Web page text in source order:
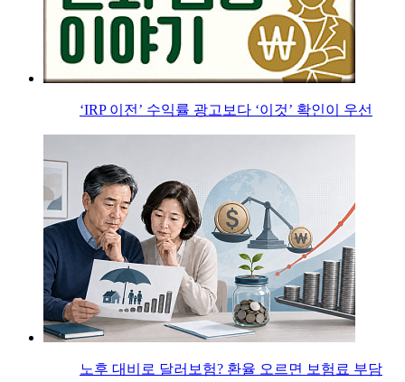
‘IRP 이전’ 수익률 광고보다 ‘이것’ 확인이 우선
노후 대비로 달러보험? 환율 오르면 보험료 부담